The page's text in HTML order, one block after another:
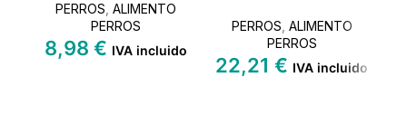
PERROS ALIMENTO
PERROS
8,98 € IVA incluido
PERROS ALIMENTO
PERROS
22,21 € IVA incluido